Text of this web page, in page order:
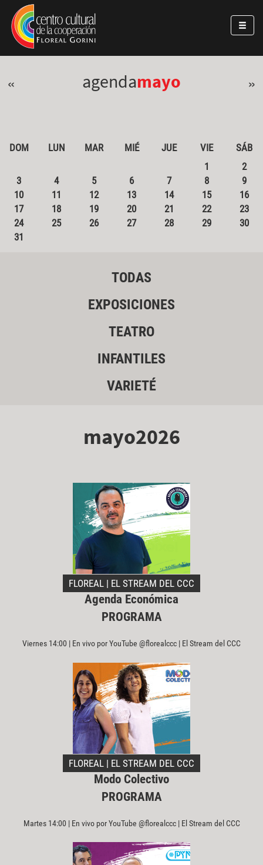
Pasar al contenido principal
Jump to main content
« agendamayo »
DOM LUN MAR MIÉ JUE VIE
SÁB
1
2
3
4 5 6 7 8
9
10
11 12 13 14 15
16
17
18 19 20 21 22
23
24
25 26 27 28 29
30
31
TODAS
EXPOSICIONES
TEATRO
INFANTILES
VARIETÉ
mayo2026
FLOREAL | EL STREAM DEL CCC
Agenda Económica
PROGRAMA
Viernes 14:00 | En vivo por YouTube @florealccc | El Stream del CCC
FLOREAL | EL STREAM DEL CCC
Modo Colectivo
PROGRAMA
Martes 14:00 | En vivo por YouTube @florealccc | El Stream del CCC